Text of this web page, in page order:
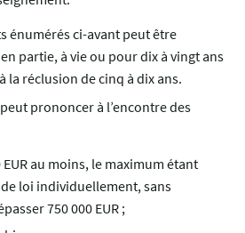
énumérés ci-avant peut être
partie, à vie ou pour dix à vingt ans
la réclusion de cinq à dix ans.
prononcer à l’encontre des
EUR au moins, le maximum étant
loi individuellement, sans
750 000 EUR ;